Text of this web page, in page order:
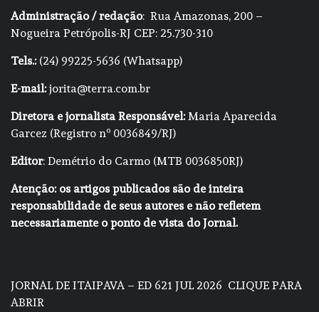
Administração / redação: Rua Amazonas, 200 –
Nogueira Petrópolis-RJ CEP: 25.730-310
Tels.:(24) 99225-5636 (Whatsapp)
E-mail:jorita@terra.com.br
Diretora e jornalista Responsável:Maria Aparecida
Garcez (Registro nº 0036849/RJ)
Editor: Demétrio do Carmo (MTB 0036850RJ)
Atenção: os artigos publicados são de inteira
responsabilidade de seus autores e não refletem
necessariamente o ponto de vista do Jornal.
JORNAL DE ITAIPAVA – ED 621 JUL 2026 CLIQUE PARA
ABRIR